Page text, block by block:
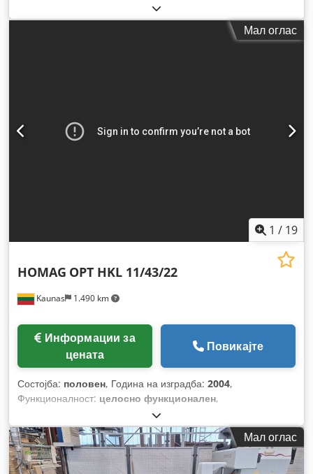
Мал оглас
1 / 19
Kaunas 1.490 km
HOMAG OPT HKL 11/43/22
цената
Повикајте
Состојба: половен, Година на изградба: 2004,
Функционалност: целосно функционален,
Мал оглас